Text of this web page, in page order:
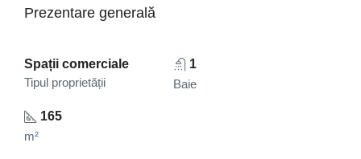
Prezentare generală
Spații comerciale
Tipul proprietății
1
Baie
165
m²